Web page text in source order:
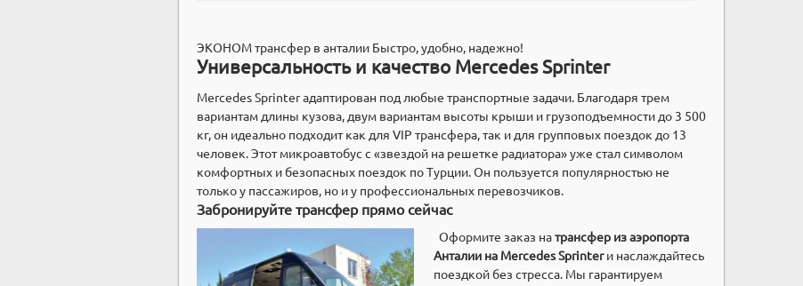
ЭКОНОМ трансфер в анталии Быстро, удобно, надежно!
Универсальность и качество Mercedes Sprinter
Mercedes Sprinter адаптирован под любые транспортные задачи. Благодаря трем
вариантам длины кузова, двум вариантам высоты крыши и грузоподъемности до 3 500
кг, он идеально подходит как для VIP трансфера, так и для групповых поездок до 13
человек. Этот микроавтобус с «звездой на решетке радиатора» уже стал символом
комфортных и безопасных поездок по Турции. Он пользуется популярностью не
только у пассажиров, но и у профессиональных перевозчиков.
Забронируйте трансфер прямо сейчас
Оформите заказ натрансфер из аэропорта
Анталии на Mercedes Sprinterи наслаждайтесь
поездкой без стресса. Мы гарантируем